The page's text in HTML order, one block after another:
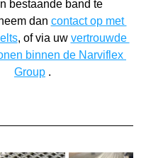
bestaande band te
dan contact op met
, of via uw vertrouwde
binnen de Narviflex
Group .